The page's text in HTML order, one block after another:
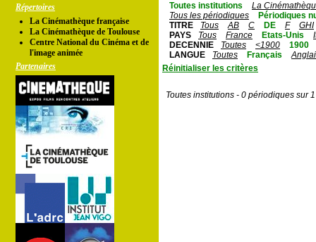
Répertoires
La Cinémathèque française
La Cinémathèque de Toulouse
Centre National du Cinéma et de
l'image animée
Partenaires
Toutes institutions
La
Tous les périodiques
Périodiques
TITRE
Tous AB C DE F
GHI
PAYS
Tous France Etats-Unis
DECENNIE
Toutes <1900
1900
LANGUE
Toutes Français
Réinitialiser les critères
Toutes institutions - 0 périodiques sur